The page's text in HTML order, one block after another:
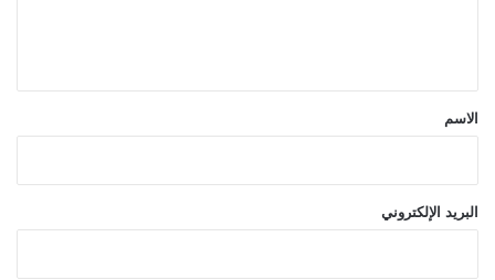
*الاسم
البريد الإلكتروني